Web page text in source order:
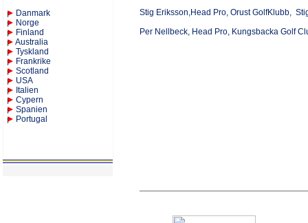
Danmark
Norge
Finland
Australia
Tyskland
Frankrike
Scotland
USA
Italien
Cypern
Spanien
Portugal
Stig Eriksson,Head Pro, Orust GolfKlubb,
Per Nellbeck, Head Pro, Kungsbacka Golf